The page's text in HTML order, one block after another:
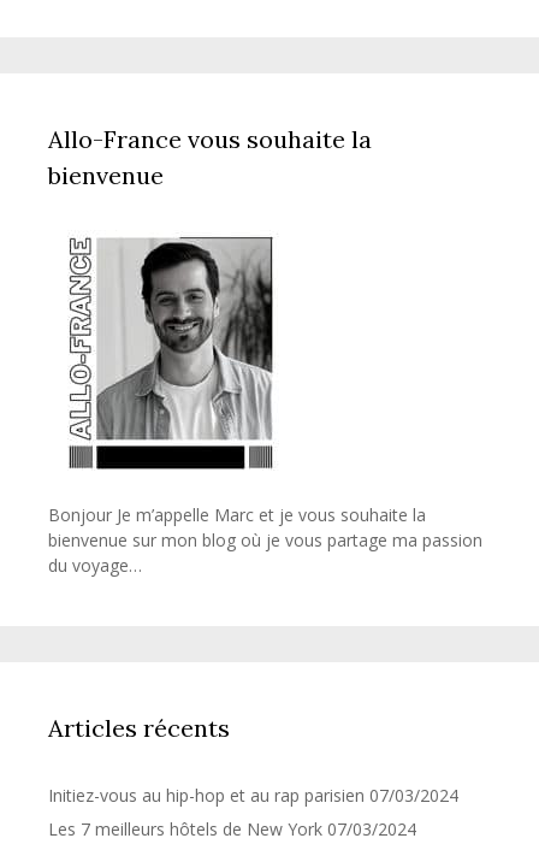
Allo-France vous souhaite la
bienvenue
Bonjour Je m’appelle Marc et je vous souhaite la
bienvenue sur mon blog où je vous partage ma passion
du voyage…
Articles récents
Initiez-vous au hip-hop et au rap parisien 07/03/2024
Les 7 meilleurs hôtels de New York 07/03/2024